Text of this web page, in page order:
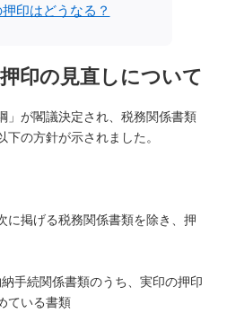
印はどうなる？
印の見直しについて
」が閣議決定され、税務関係書類
の方針が示されました。
掲げる税務関係書類を除き、押
手続関係書類のうち、実印の押印
ている書類